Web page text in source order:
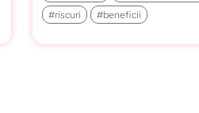
#riscuri
#beneficii